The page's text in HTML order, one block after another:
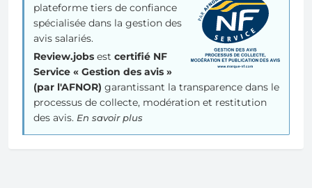
plateforme tiers de confiance
spécialisée dans la gestion des
avis salariés.
Review.jobs est certifié NF
Service « Gestion des avis »
(par l'AFNOR) garantissant la transparence dans le
processus de collecte, modération et restitution
des avis. En savoir plus